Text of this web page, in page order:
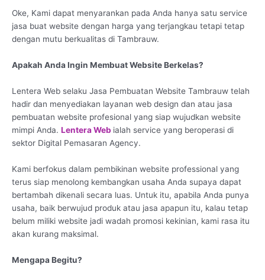
Oke, Kami dapat menyarankan pada Anda hanya satu service
jasa buat website dengan harga yang terjangkau tetapi tetap
dengan mutu berkualitas di Tambrauw.
Apakah Anda Ingin Membuat Website Berkelas?
Lentera Web selaku Jasa Pembuatan Website Tambrauw telah
hadir dan menyediakan layanan web design dan atau jasa
pembuatan website profesional yang siap wujudkan website
mimpi Anda. Lentera Web ialah service yang beroperasi di
sektor Digital Pemasaran Agency.
Kami berfokus dalam pembikinan website professional yang
terus siap menolong kembangkan usaha Anda supaya dapat
bertambah dikenali secara luas. Untuk itu, apabila Anda punya
usaha, baik berwujud produk atau jasa apapun itu, kalau tetap
belum miliki website jadi wadah promosi kekinian, kami rasa itu
akan kurang maksimal.
Mengapa Begitu?